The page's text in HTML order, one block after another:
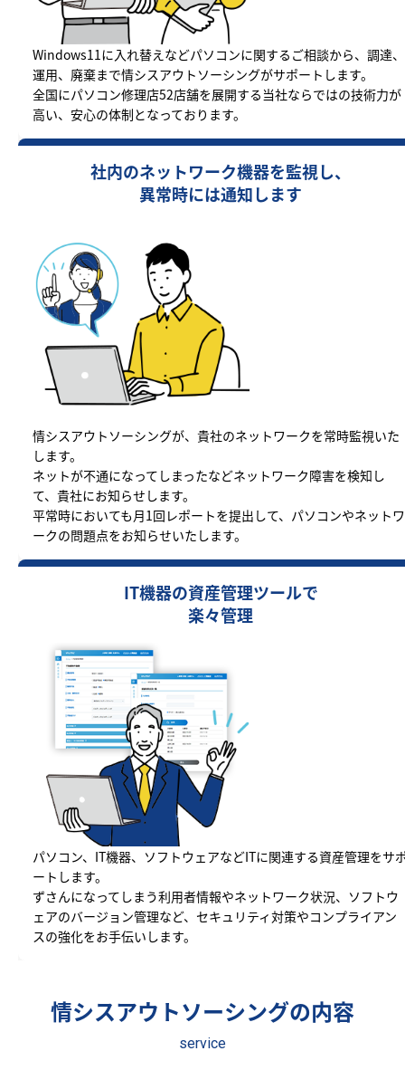
Windows11に入れ替えなどパソコンに関するご相談から、調達、
運用、廃棄まで情シスアウトソーシングがサポートします。
全国にパソコン修理店52店舗を展開する当社ならではの技術力が
高い、安心の体制となっております。
社内のネットワーク機器を監視し、
異常時には通知します
情シスアウトソーシングが、貴社のネットワークを常時監視いた
します。
ネットが不通になってしまったなどネットワーク障害を検知し
て、貴社にお知らせします。
平常時においても月1回レポートを提出して、パソコンやネットワ
ークの問題点をお知らせいたします。
IT機器の資産管理ツールで
楽々管理
パソコン、IT機器、ソフトウェアなどITに関連する資産管理をサ
ートします。
ずさんになってしまう利用者情報やネットワーク状況、ソフトウ
ェアのバージョン管理など、セキュリティ対策やコンプライアン
スの強化をお手伝いします。
情シスアウトソーシングの内容
service